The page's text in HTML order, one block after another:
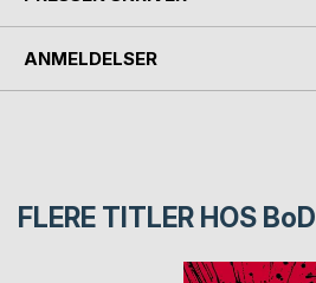
ANMELDELSER
FLERE TITLER HOS BoD